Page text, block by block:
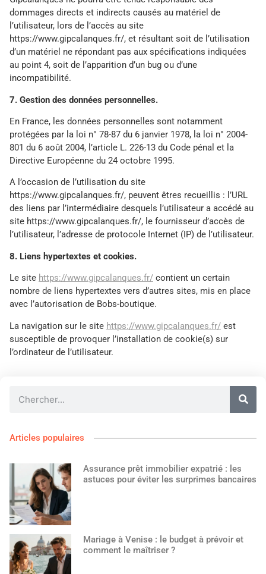
dommages directs et indirects causés au matériel de
l’utilisateur, lors de l’accès au site
https://www.gipcalanques.fr/, et résultant soit de l’utilisation
d’un matériel ne répondant pas aux spécifications indiquées
au point 4, soit de l’apparition d’un bug ou d’une
incompatibilité.
7. Gestion des données personnelles.
En France, les données personnelles sont notamment
protégées par la loi n° 78-87 du 6 janvier 1978, la loi n° 2004-
801 du 6 août 2004, l’article L. 226-13 du Code pénal et la
Directive Européenne du 24 octobre 1995.
A l’occasion de l’utilisation du site
https://www.gipcalanques.fr/, peuvent êtres recueillis : l’URL
des liens par l’intermédiaire desquels l’utilisateur a accédé au
site https://www.gipcalanques.fr/, le fournisseur d’accès de
l’utilisateur, l’adresse de protocole Internet (IP) de l’utilisateur.
8. Liens hypertextes et cookies.
Le site https://www.gipcalanques.fr/ contient un certain
nombre de liens hypertextes vers d’autres sites, mis en place
avec l’autorisation de Bobs-boutique.
La navigation sur le site https://www.gipcalanques.fr/ est
susceptible de provoquer l’installation de cookie(s) sur
l’ordinateur de l’utilisateur.
Articles populaires
Assurance prêt immobilier expatrié : les
astuces pour éviter les surprimes bancaires
Mariage à Venise : le budget à prévoir et
comment le maîtriser ?